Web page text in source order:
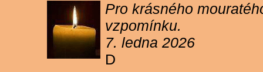
Pro krásného
vzpomínku.
7. ledna 2026
D